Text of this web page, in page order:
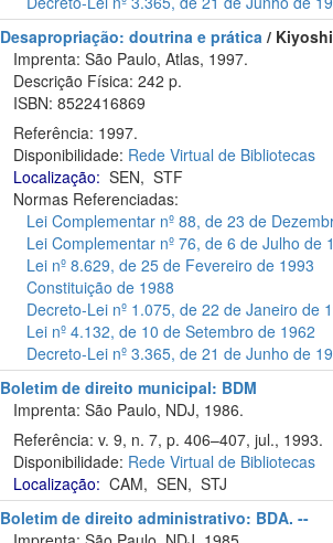
Desapropriação: doutrina e prática /
Imprenta: São Paulo, Atlas, 1997.
Descrição Física: 242 p.
ISBN: 8522416869
Referência: 1997.
Disponibilidade: Rede Virtual de Bibliotecas
Localização: SEN, STF
Normas Referenciadas:
Lei Complementar nº 88, de 23 de
Lei Complementar nº 76, de 6 de Julho de
Lei nº 8.629, de 25 de Fevereiro de 1993
Constituição de 1988
Decreto-Lei nº 1.075, de 22 de Janeiro de
Lei nº 4.132, de 10 de Setembro de 1962
Decreto-Lei nº 3.365, de 21 de Junho de
Boletim de direito municipal: BDM
Imprenta: São Paulo, NDJ, 1986.
Referência: v. 9, n. 7, p. 406–407, jul., 1993.
Disponibilidade: Rede Virtual de Bibliotecas
Localização: CAM, SEN, STJ
Boletim de direito administrativo: BDA. --